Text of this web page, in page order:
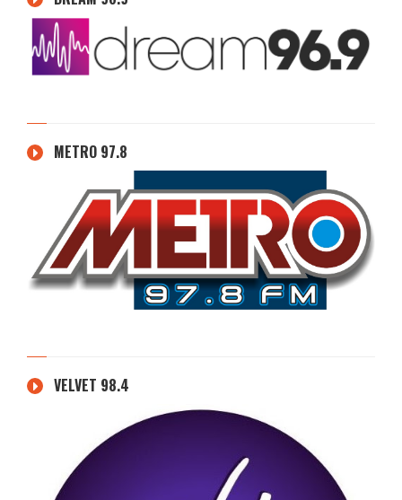
METRO 97.8
VELVET 98.4